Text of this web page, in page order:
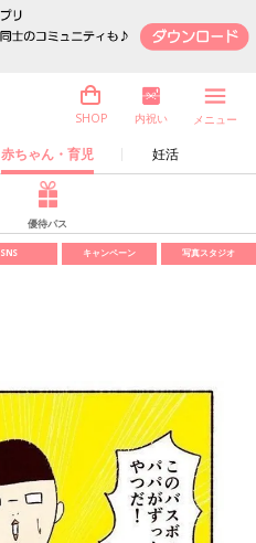
赤ちゃん・育児 妊活
SHOP 内祝い メニュー
優待パス
SNS キャンペーン 写真スタジオ